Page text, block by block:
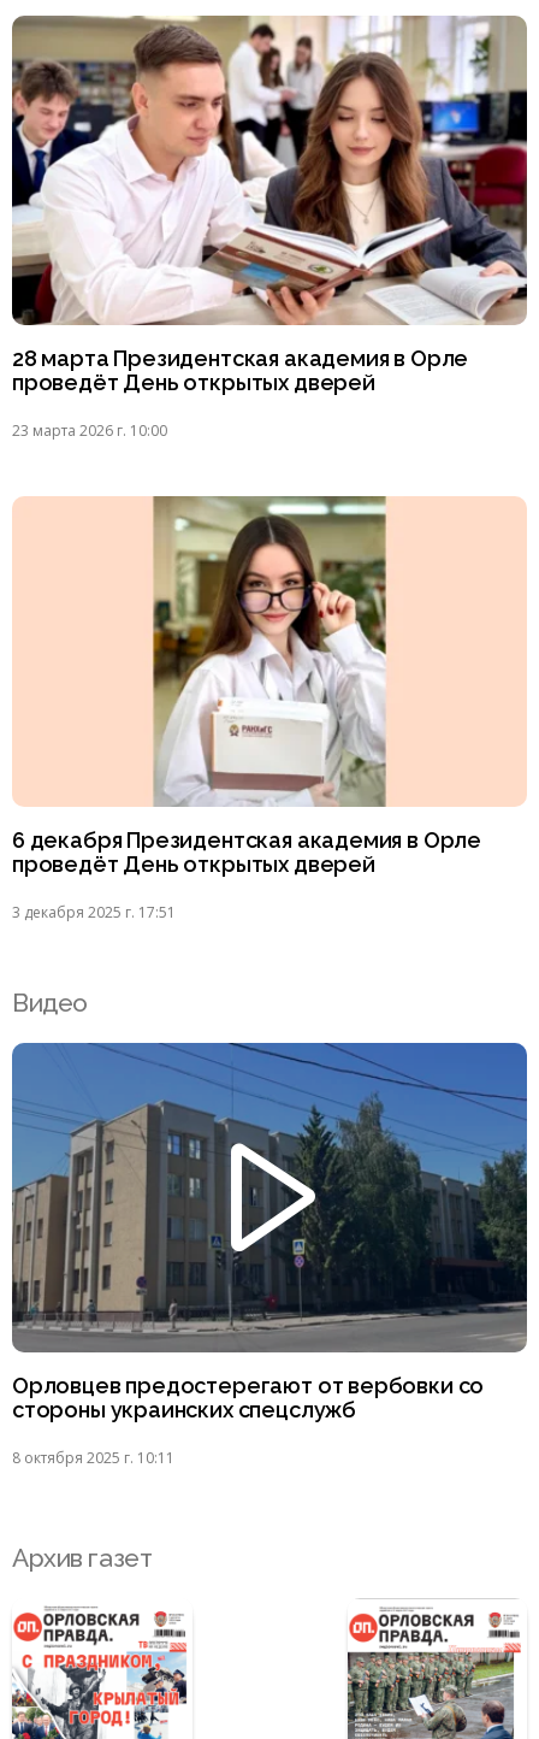
28 марта Президентская академия в Орле
проведёт День открытых дверей
23 марта 2026 г. 10:00
6 декабря Президентская академия в Орле
проведёт День открытых дверей
3 декабря 2025 г. 17:51
Видео
Орловцев предостерегают от вербовки со
стороны украинских спецслужб
8 октября 2025 г. 10:11
Архив газет